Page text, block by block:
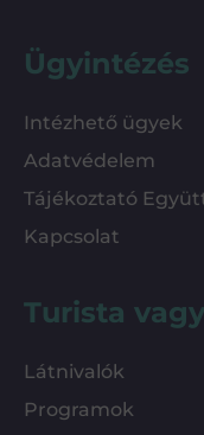
Ügyintézés
Intézhető ügyek
Adatvédelem
Tájékoztató
Kapcsolat
Turista
Látnivalók
Programok